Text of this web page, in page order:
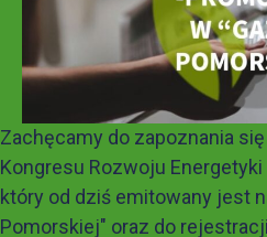
Zachęcamy do zapoznania
Kongresu Rozwoju
który od dziś emitowany jest
Pomorskiej" oraz do